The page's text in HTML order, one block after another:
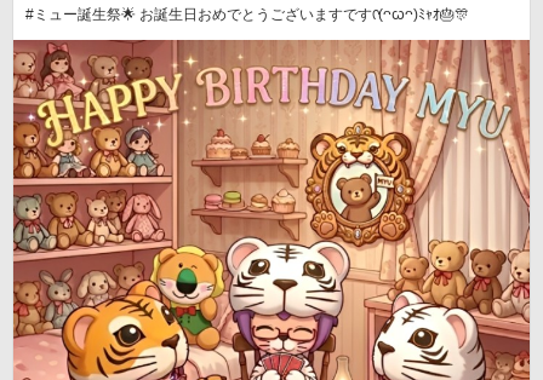
#ミュー誕生祭︎🌟 お誕生日おめでとうございますですᡣ(ᴖꙍᴖ)ﾐｬｵ🎂🎊